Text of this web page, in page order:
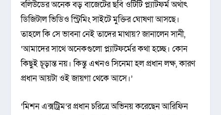
বলিউডের অনেক বড় বাজেটের ছবি ওটিটি প্ল্যাটফর্ম অর্থাৎ
ডিজিটাল ভিডিও স্ট্রিমিং সাইটে মুক্তির ঘোষণা আসছে।
তাহলে কি সে ভাবনা নেই তাদের মাথায়? জানালেন সানী,
‘আমাদের সাথে অনেকগুলো প্ল্যাটফর্মের কথা হচ্ছে। কোন
কিছুই চূড়ান্ত নয়। কিন্তু এখনও সিনেমা হল প্রধান লক্ষ, কারণ
প্রধান আয়টা ওই জায়গা থেকে আসে।’
‘মিশন এক্সট্রিম’র প্রধান চরিত্রে অভিনয় করেছেন আরিফিন